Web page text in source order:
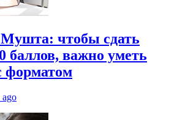
чтобы сдать
баллов, важно уметь
форматом
ago